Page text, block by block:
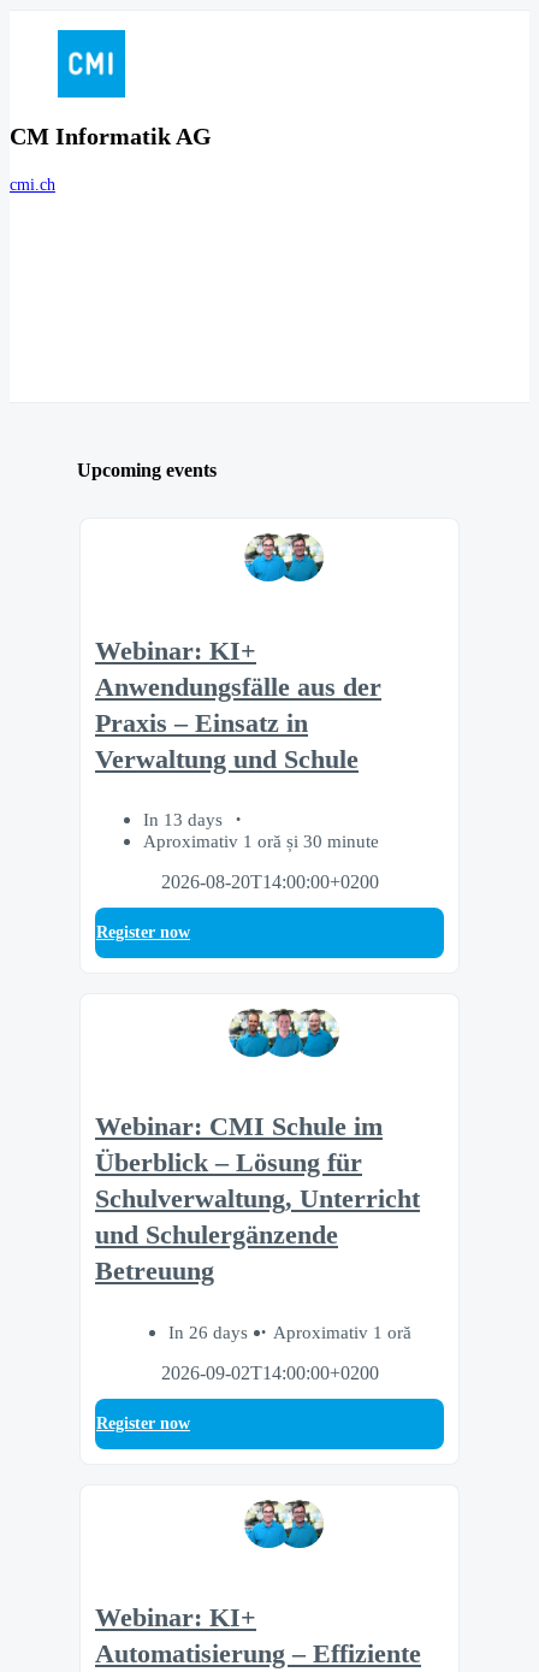
CM Informatik AG
cmi.ch
Upcoming events
Webinar: KI+
Anwendungsfälle aus der
Praxis – Einsatz in
Verwaltung und Schule
In 13 days
Aproximativ 1 oră și 30 minute
2026-08-20T14:00:00+0200
Register now
Webinar: CMI Schule im
Überblick – Lösung für
Schulverwaltung, Unterricht
und Schulergänzende
Betreuung
In 26 days
Aproximativ 1 oră
2026-09-02T14:00:00+0200
Register now
Webinar: KI+
Automatisierung – Effiziente